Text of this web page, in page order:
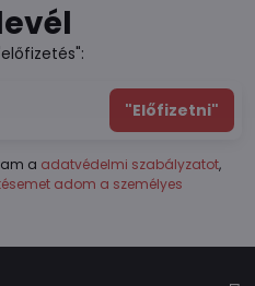
"Előfizetni"
a adatvédelmi szabályzatot,
adom a személyes